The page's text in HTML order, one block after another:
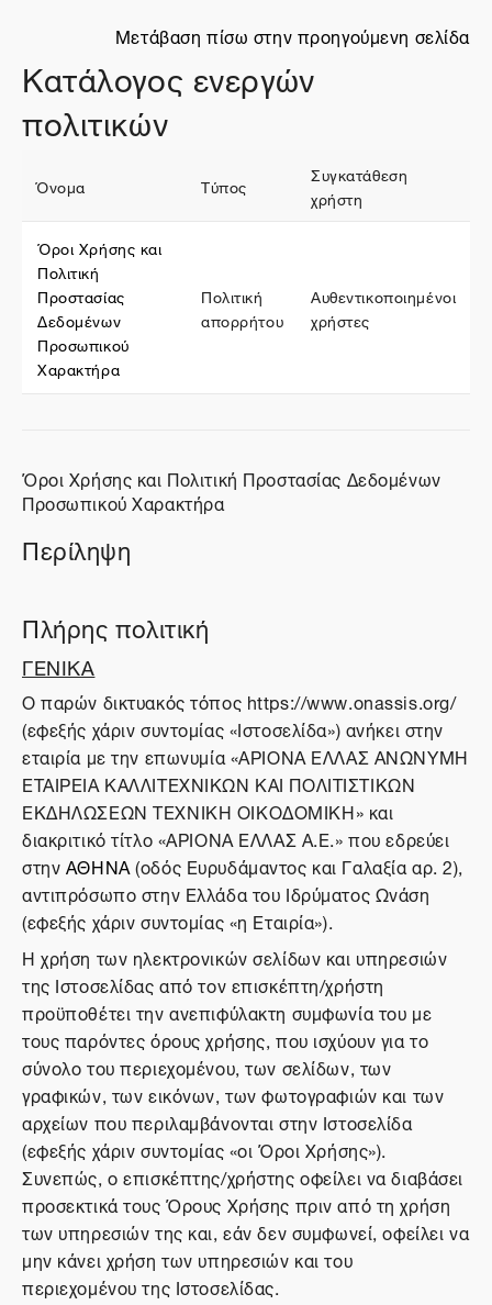
Μετάβαση πίσω στην προηγούμενη σελίδα
Κατάλογος ενεργών
πολιτικών
Όνομα Τύπος
Συγκατάθεση
χρήστη
Όροι Χρήσης και
Πολιτική
Προστασίας
Δεδομένων
Προσωπικού
Χαρακτήρα
Πολιτική
απορρήτου
Αυθεντικοποιημένοι
χρήστες
Όροι Χρήσης και Πολιτική Προστασίας Δεδομένων
Προσωπικού Χαρακτήρα
Περίληψη
Πλήρης πολιτική
ΓΕΝΙΚΑ
O παρών δικτυακός τόπος https://www.onassis.org/
(εφεξής χάριν συντομίας «Ιστοσελίδα») ανήκει στην
εταιρία με την επωνυμία «ΑΡΙΟΝΑ ΕΛΛΑΣ ΑΝΩΝΥΜΗ
ΕΤΑΙΡΕΙΑ ΚΑΛΛΙΤΕΧΝΙΚΩΝ ΚΑΙ ΠΟΛΙΤΙΣΤΙΚΩΝ
ΕΚΔΗΛΩΣΕΩΝ ΤΕΧΝΙΚΗ ΟΙΚΟΔΟΜΙΚΗ» και
διακριτικό τίτλο «ΑΡΙΟΝΑ ΕΛΛΑΣ Α.Ε.» που εδρεύει
στηνΑΘΗΝΑ(οδός Ευρυδάμαντος και Γαλαξία αρ. 2),
αντιπρόσωπο στην Ελλάδα του Ιδρύματος Ωνάση
(εφεξής χάριν συντομίας «η Εταιρία»).
Η χρήση των ηλεκτρονικών σελίδων και υπηρεσιών
της Ιστοσελίδας από τον επισκέπτη/χρήστη
προϋποθέτει την ανεπιφύλακτη συμφωνία του με
τους παρόντες όρους χρήσης, που ισχύουν για το
σύνολο του περιεχομένου, των σελίδων, των
γραφικών, των εικόνων, των φωτογραφιών και των
αρχείων που περιλαμβάνονται στην Ιστοσελίδα
(εφεξής χάριν συντομίας «οι Όροι Χρήσης»).
Συνεπώς, ο επισκέπτης/χρήστης οφείλει να διαβάσει
προσεκτικά τους Όρους Χρήσης πριν από τη χρήση
των υπηρεσιών της και, εάν δεν συμφωνεί, οφείλει να
μην κάνει χρήση των υπηρεσιών και του
περιεχομένου της Ιστοσελίδας.